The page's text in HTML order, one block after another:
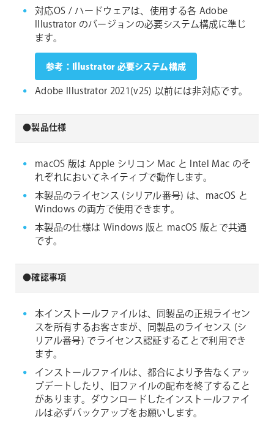
対応OS / ハードウェアは、使用する各 Adobe
Illustrator のバージョンの必要システム構成に準じ
ます。
参考：Illustrator 必要システム構成
Adobe Illustrator 2021(v25) 以前には非対応です。
●製品仕様
macOS 版は Apple シリコン Mac と Intel Mac のそ
れぞれにおいてネイティブで動作します。
本製品のライセンス (シリアル番号) は、macOS と
Windows の両方で使用できます。
本製品の仕様は Windows 版と macOS 版とで共通
です。
●確認事項
本インストールファイルは、同製品の正規ライセン
スを所有するお客さまが、同製品のライセンス (シ
リアル番号) でライセンス認証することで利用でき
ます。
インストールファイルは、都合により予告なくアッ
プデートしたり、旧ファイルの配布を終了すること
があります。ダウンロードしたインストールファイ
ルは必ずバックアップをお願いします。